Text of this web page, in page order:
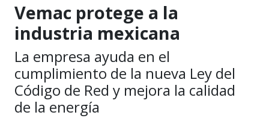
Vemac protege a la
industria mexicana
La empresa ayuda en el
cumplimiento de la nueva Ley del
Código de Red y mejora la calidad
de la energía